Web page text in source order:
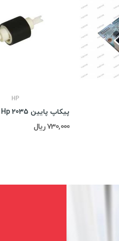
HP
پیکاپ پایین Hp 2035
730,000 ریال